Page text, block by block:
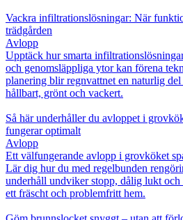
Vackra infiltrationslösningar: När
trädgården
Avlopp
Upptäck hur smarta
och genomsläppliga ytor kan förena
planering blir regnvattnet en naturlig
hållbart, grönt och vackert.
Så här underhåller du avloppet i
fungerar optimalt
Avlopp
Ett välfungerande avlopp i grovköket
Lär dig hur du med regelbunden
underhåll undviker stopp, dålig lukt
ett fräscht och problemfritt hem.